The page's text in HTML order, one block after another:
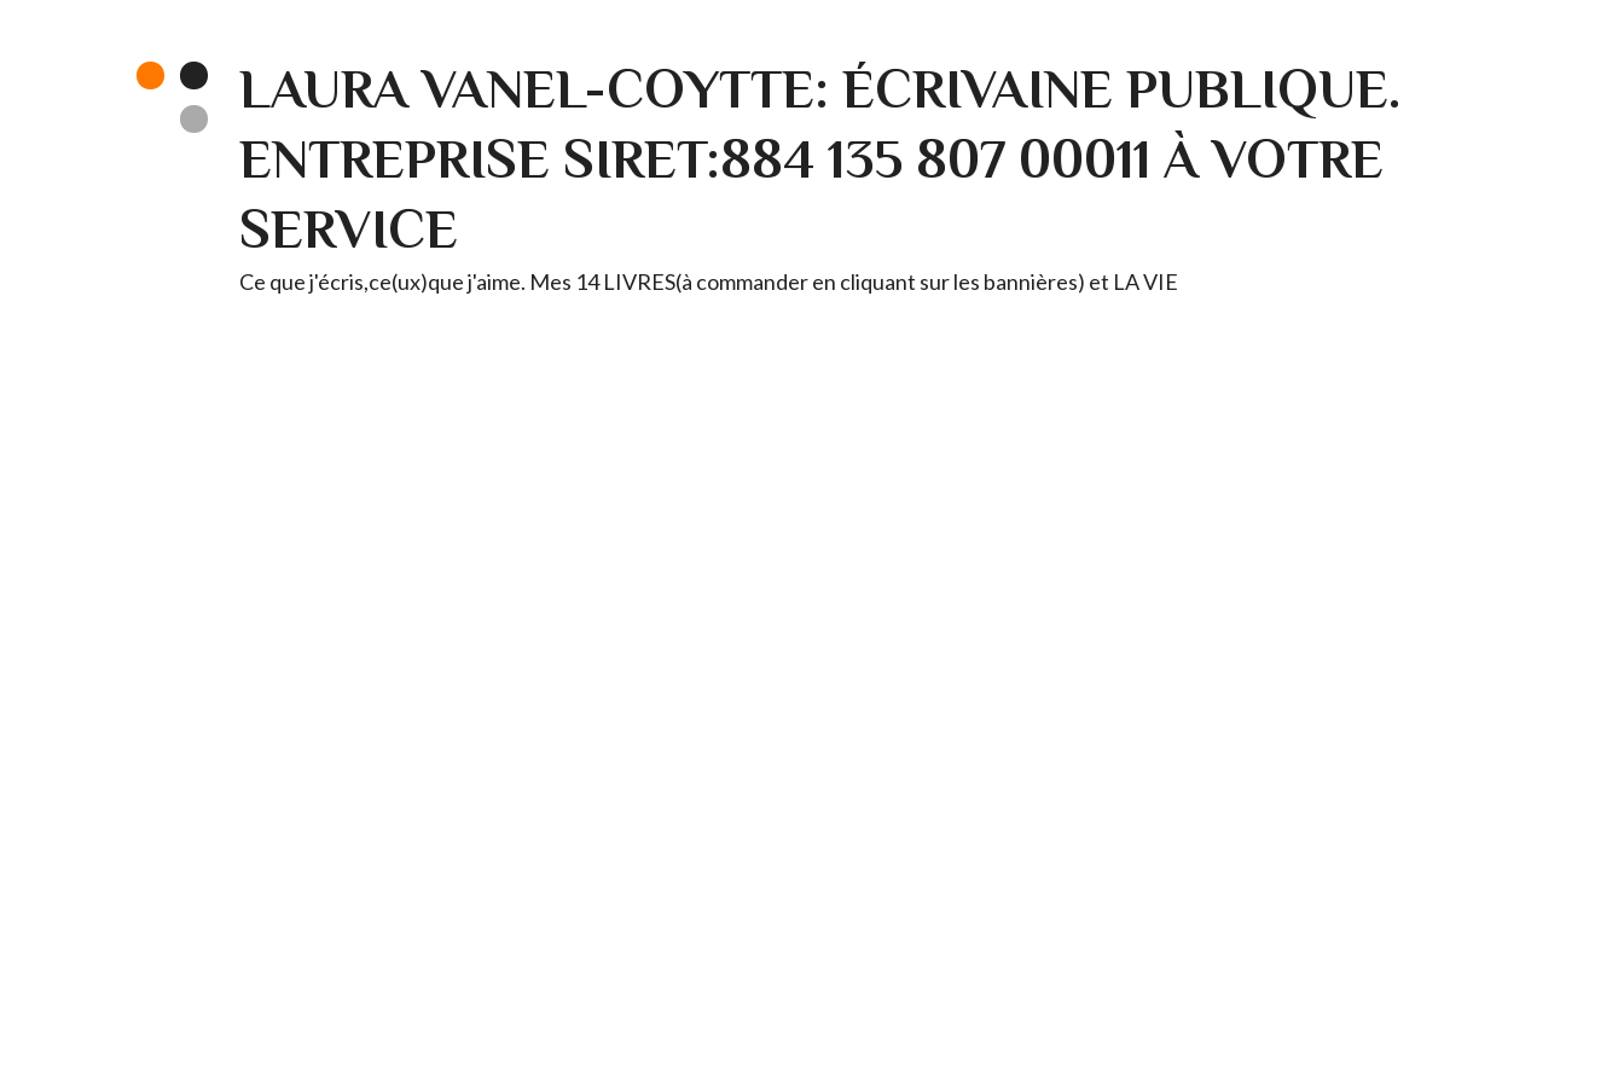
LAURA VANEL-COYTTE: ÉCRIVAINE PUBLIQUE.
ENTREPRISE SIRET:884 135 807 00011 À VOTRE
SERVICE
Ce que j'écris,ce(ux)que j'aime. Mes 14 LIVRES(à commander en cliquant sur les bannières) et LA VIE